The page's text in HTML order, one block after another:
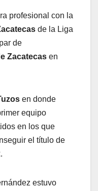
profesional con la
de la Liga
de
Zacatecas en
en donde
equipo
en los que
el título de
.
estuvo